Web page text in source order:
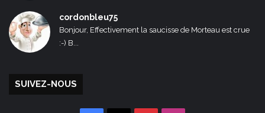
cordonbleu75
Bonjour, Effectivement la saucisse de Morteau est crue
:-) B...
SUIVEZ-NOUS